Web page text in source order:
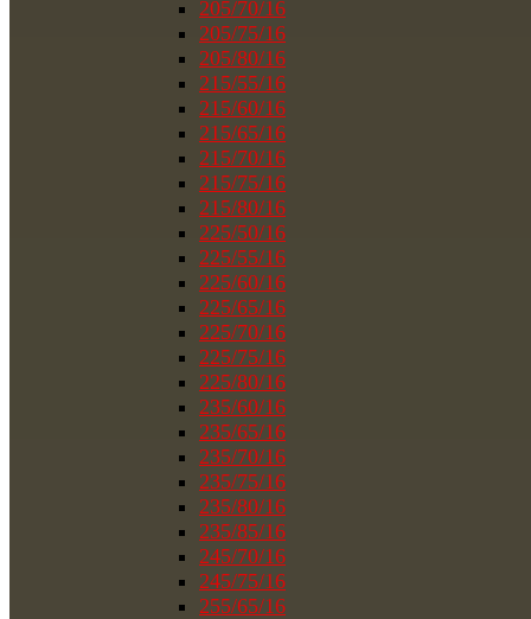
205/70/16
205/75/16
205/80/16
215/55/16
215/60/16
215/65/16
215/70/16
215/75/16
215/80/16
225/50/16
225/55/16
225/60/16
225/65/16
225/70/16
225/75/16
225/80/16
235/60/16
235/65/16
235/70/16
235/75/16
235/80/16
235/85/16
245/70/16
245/75/16
255/65/16